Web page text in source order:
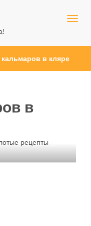
в кляре
в
рецепты